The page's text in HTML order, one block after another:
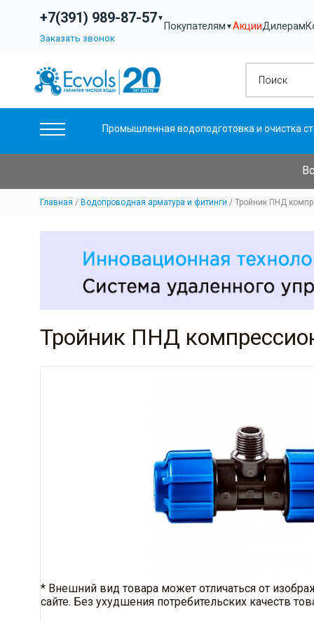
+7(391) 989-87-57▼
Заказать звонок
Покупателям ▼АкцииДилерам
Промышленная водоподготовка и очистка
Главная Водопроводная арматура и фитинги Тройник ПНД
Тройник ПНД
* Внешний вид товара может отличаться от
сайте. Без ухудшения потребительских качеств